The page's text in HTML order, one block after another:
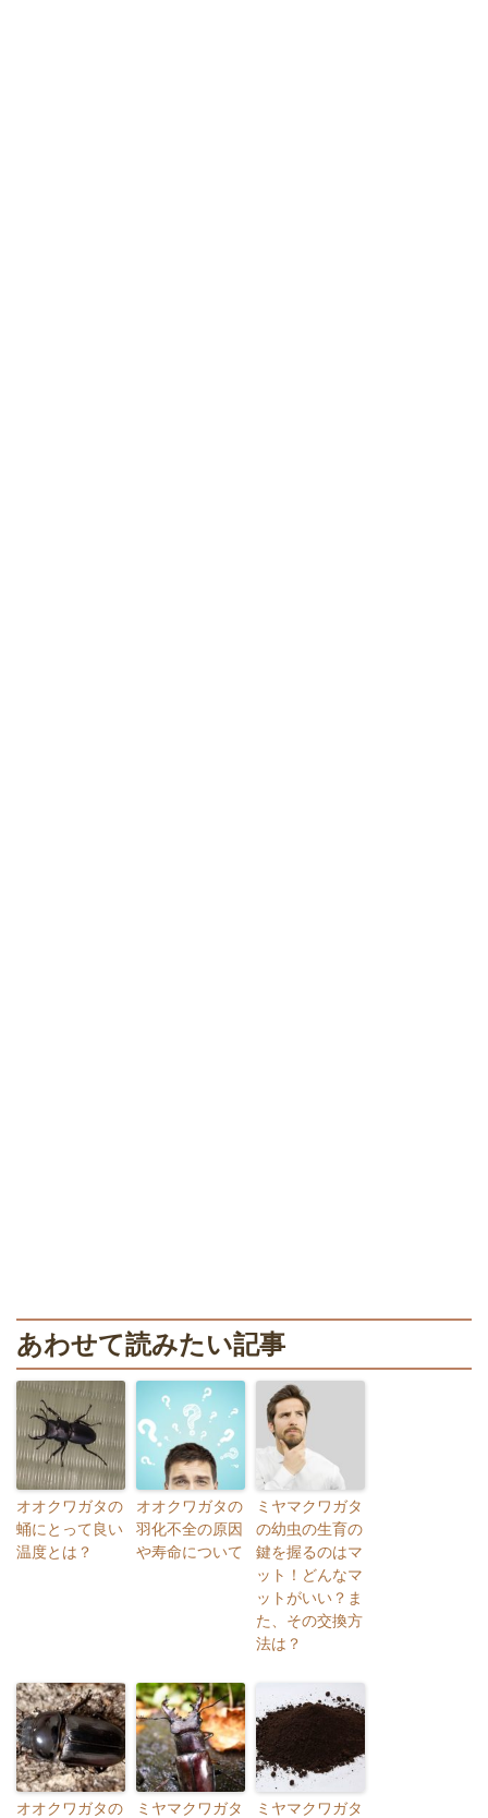
あわせて読みたい記事
オオクワガタの
蛹にとって良い
温度とは？
オオクワガタの
羽化不全の原因
や寿命について
ミヤマクワガタ
の幼虫の生育の
鍵を握るのはマ
ット！どんなマ
ットがいい？ま
た、その交換方
法は？
オオクワガタの ミヤマクワガタ ミヤマクワガタ